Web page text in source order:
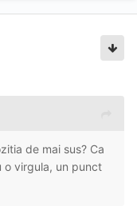
de mai sus? Ca
o virgula, un punct